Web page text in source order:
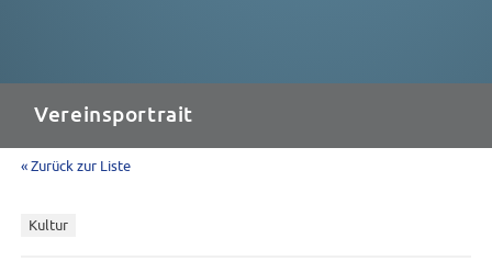
Vereinsportrait
« Zurück zur Liste
Kultur